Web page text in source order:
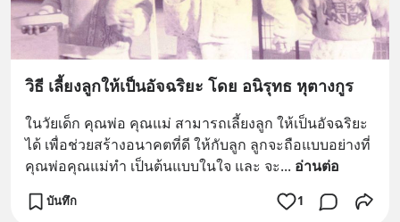
วิธี เลี้ยงลูกให้เป็นอัจฉริยะ โดย อนิรุทธ หุตางกูร
ในวัยเด็ก คุณพ่อ คุณแม่ สามารถเลี้ยงลูก ให้เป็นอัจฉริยะ
ได้ เพื่อช่วยสร้างอนาคตที่ดี ให้กับลูก ลูกจะถือแบบอย่างที่
คุณพ่อคุณแม่ทำ เป็นต้นแบบในใจ และ จะ... อ่านต่อ
บันทึก 1